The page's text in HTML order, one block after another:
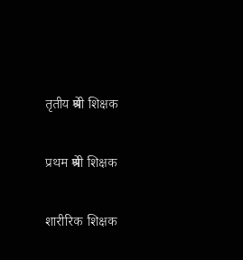
तृतीय श्रेणी शिक्षक
प्रथम श्रेणी शिक्षक
शारीरिक शिक्षक